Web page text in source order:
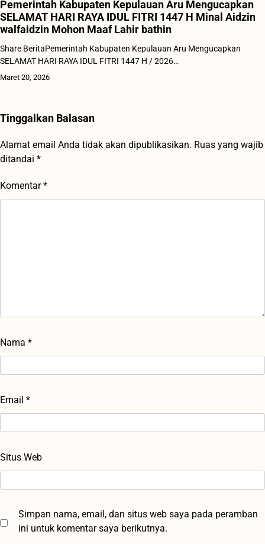
Pemerintah Kabupaten Kepulauan Aru Mengucapkan
SELAMAT HARI RAYA IDUL FITRI 1447 H Minal Aidzin
walfaidzin Mohon Maaf Lahir bathin
Share BeritaPemerintah Kabupaten Kepulauan Aru Mengucapkan
SELAMAT HARI RAYA IDUL FITRI 1447 H / 2026…
Maret 20, 2026
Tinggalkan Balasan
Alamat email Anda tidak akan dipublikasikan. Ruas yang wajib
ditandai *
Komentar*
Nama *
Email *
Situs Web
Simpan nama, email, dan situs web saya pada peramban
ini untuk komentar saya berikutnya.